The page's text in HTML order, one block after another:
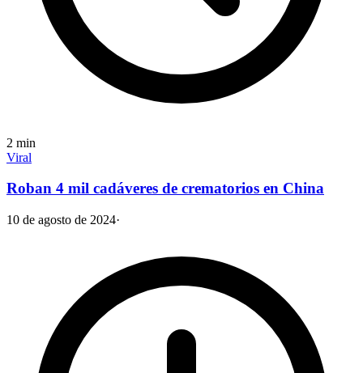
2 min
Viral
Roban 4 mil cadáveres de crematorios en China
10 de agosto de 2024·